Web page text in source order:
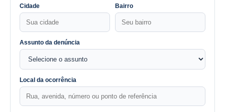
Cidade Bairro
Assunto da denúncia
Local da ocorrência